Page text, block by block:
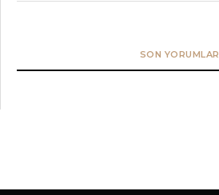
SON YORUMLAR